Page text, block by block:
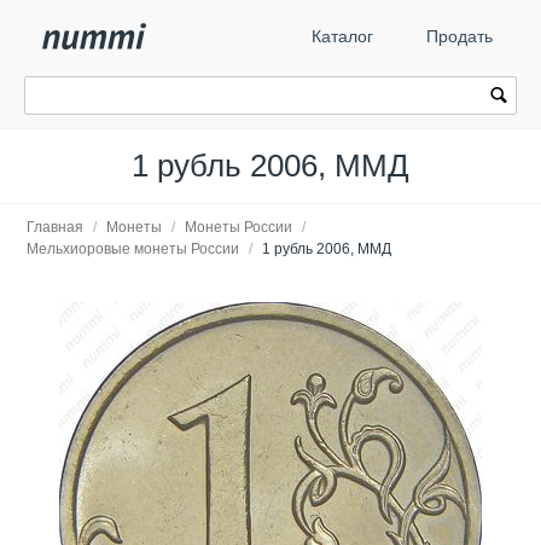
Каталог Продать
1 рубль 2006, ММД
Главная / Монеты / Монеты России
/
Мельхиоровые монеты России
/ 1 рубль 2006, ММД